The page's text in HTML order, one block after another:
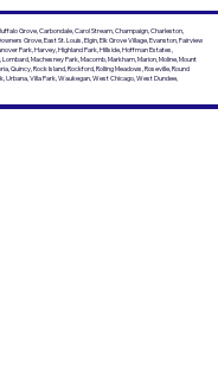
Grove, Carbondale, Carol Stream, Champaign, Charleston,
Grove, East St. Louis, Elgin, Elk Grove Village, Evanston, Fairview
Park, Harvey, Highland Park, Hillside, Hoffman Estates,
Machesney Park, Macomb, Markham, Marion, Moline, Mount
Quincy, Rock Island, Rockford, Rolling Meadows, Roseville, Round
Urbana, Villa Park, Waukegan, West Chicago, West Dundee,